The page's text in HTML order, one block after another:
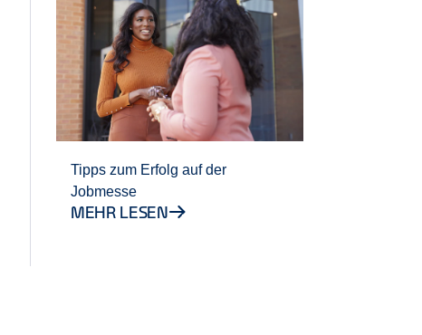
Tipps zum Erfolg auf der
Jobmesse
MEHR LESEN